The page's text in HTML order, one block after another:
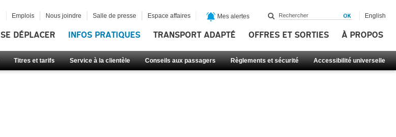
SE DÉPLACER INFOS PRATIQUES TRANSPORT ADAPTÉ OFFRES ET SORTIES À PROPOS
Titres et tarifs Service à la clientèle Conseils aux passagers Règlements et sécurité Accessibilité universelle
Emplois Nous joindre Salle de presse Espace affaires Mes alertes English